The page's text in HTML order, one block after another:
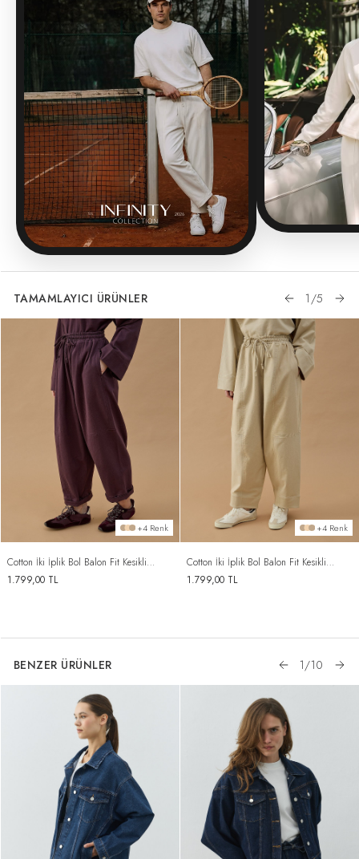
TAMAMLAYICI ÜRÜNLER 1 /5
+4 Renk
Cotton İki İplik Bol Balon Fit Kesikli
Eşofman Altı Mürdüm
1.799,00TL
+4 Renk
Cotton İki İplik Bol Balon Fit Kesikli
Eşofman Altı Bej
1.799,00TL
BENZER ÜRÜNLER 1/10